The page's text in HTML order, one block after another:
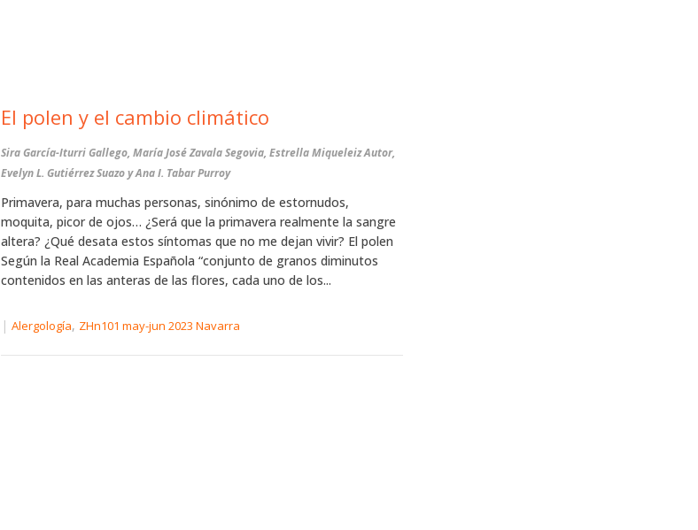
El polen y el cambio climático
Sira García-Iturri Gallego, María José Zavala Segovia, Estrella Miqueleiz Autor,
Evelyn L. Gutiérrez Suazo y Ana I. Tabar Purroy
Primavera, para muchas personas, sinónimo de estornudos,
moquita, picor de ojos… ¿Será que la primavera realmente la sangre
altera? ¿Qué desata estos síntomas que no me dejan vivir? El polen
Según la Real Academia Española “conjunto de granos diminutos
contenidos en las anteras de las flores, cada uno de los...
| Alergología, ZHn101 may-jun 2023 Navarra